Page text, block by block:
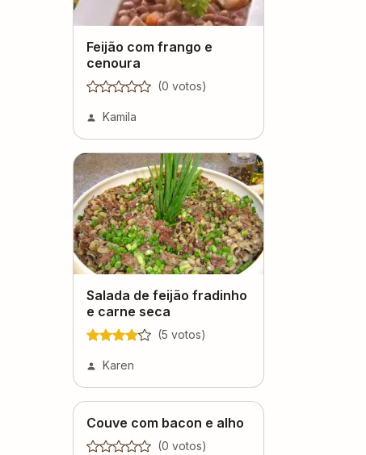
Feijão com frango e
cenoura
(0 votos)
Kamila
Salada de feijão fradinho
e carne seca
(5 votos)
Karen
Couve com bacon e alho
(0 votos)